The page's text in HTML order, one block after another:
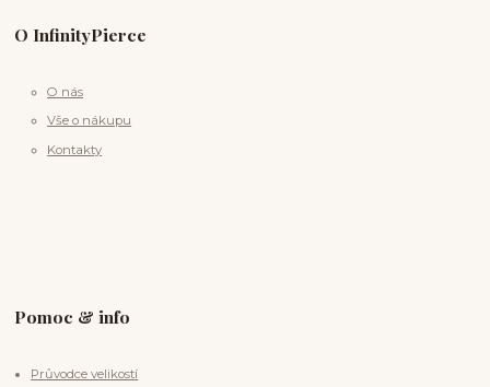
O InfinityPierce
O nás
Vše o nákupu
Kontakty
Pomoc & info
Průvodce velikostí